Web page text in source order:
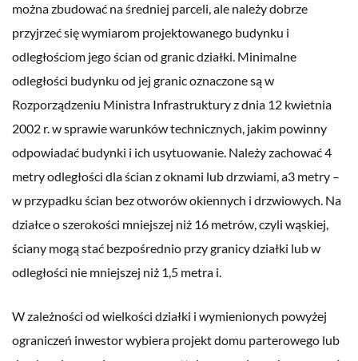
można zbudować na średniej parceli, ale należy dobrze
przyjrzeć się wymiarom projektowanego budynku i
odległościom jego ścian od granic działki. Minimalne
odległości budynku od jej granic oznaczone są w
Rozporządzeniu Ministra Infrastruktury z dnia 12 kwietnia
2002 r. w sprawie warunków technicznych, jakim powinny
odpowiadać budynki i ich usytuowanie. Należy zachować 4
metry odległości dla ścian z oknami lub drzwiami, a3 metry –
w przypadku ścian bez otworów okiennych i drzwiowych. Na
działce o szerokości mniejszej niż 16 metrów, czyli wąskiej,
ściany mogą stać bezpośrednio przy granicy działki lub w
odległości nie mniejszej niż 1,5 metra i.
W zależności od wielkości działki i wymienionych powyżej
ograniczeń inwestor wybiera projekt domu parterowego lub